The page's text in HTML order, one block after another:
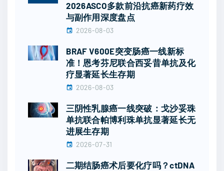
2026ASCO多款前沿抗癌新药疗效
与副作用深度盘点
2026-08-03
BRAF V600E突变肠癌一线新标
准！恩考芬尼联合西妥昔单抗及化
疗显著延长生存期
2026-08-03
三阴性乳腺癌一线突破：戈沙妥珠
单抗联合帕博利珠单抗显著延长无
进展生存期
2026-07-31
二期结肠癌术后要化疗吗？ctDNA